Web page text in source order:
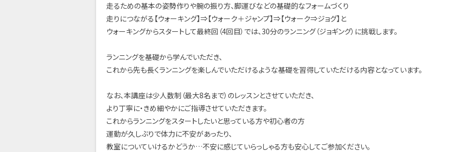
走るための基本の姿勢作りや腕の振り方、脚運びなどの基礎的なフォームづくり
走りにつながる【ウォーキング】⇒【ウォーク＋ジャンプ】⇒【ウォーク⇒ジョグ】と
ウォーキングからスタートして最終回（4回目）では、30分のランニング（ジョギング）に挑戦します。
ランニングを基礎から学んでいただき、
これから先も長くランニングを楽しんでいただけるような基礎を習得していただける内容となっています。
なお、本講座は少人数制（最大8名まで）のレッスンとさせていただき、
より丁寧に・きめ細やかにご指導させていただきます。
これからランニングをスタートしたいと思っている方や初心者の方
運動が久しぶりで体力に不安があったり、
教室についていけるかどうか…不安に感じていらっしゃる方も安心してご参加ください。